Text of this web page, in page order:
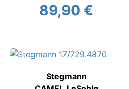
Filzhausschuh
89,90 €
Stegmann